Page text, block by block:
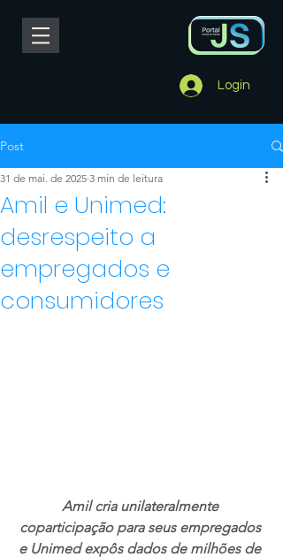
Login
Post
Amil e Unimed:
desrespeito a
empregados e
consumidores
31 de mai. de 2025 3 min de leitura
Amil cria unilateralmente
coparticipação para seus empregados
e Unimed expôs dados de milhões de